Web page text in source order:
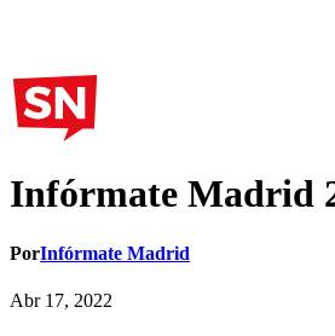
Infórmate Madrid
PorInfórmate Madrid
Abr 17, 2022